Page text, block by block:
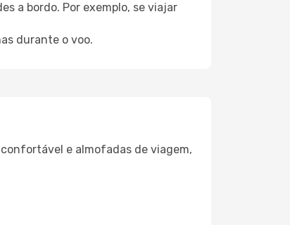
a bordo. Por exemplo, se viajar
durante o voo.
e almofadas de viagem,